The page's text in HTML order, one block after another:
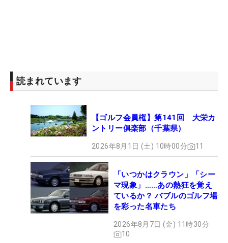
読まれています
【ゴルフ会員権】第141回 大栄カ
ントリー俱楽部（千葉県）
2026年8月1日 (土) 10時00分 11
「いつかはクラウン」「シー
マ現象」……あの熱狂を覚え
ているか？ バブルのゴルフ場
を彩った名車たち
2026年8月7日 (金) 11時30分
10